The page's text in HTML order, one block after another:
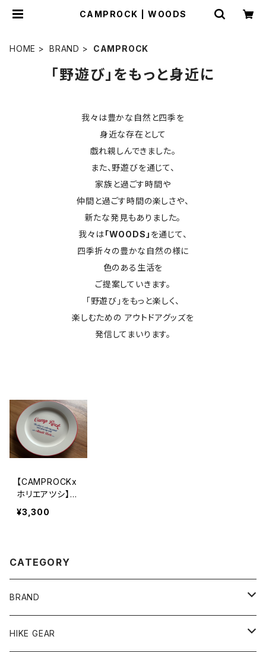
CAMPROCK | WOODS
HOME BRAND CAMPROCK
「野遊び」をもっと身近に
我々は豊かな自然と四季を
身近な存在として
戯れ親しんできました。
また、野遊びを通じて、
家族と過ごす時間や
仲間と過ごす時間の楽しさや、
新たな発見もありました。
我々は「WOODS」 を通じて、
四季折々の豊かな自然の様に
色のある生活を
ご提案していきます。
「野遊び」をもっと楽しく、
楽しむための アウトドアグッズを
発信してまいります。
【CAMPROCKx
ホリエアツシ】プ
レート
¥3,300
CATEGORY
BRAND
andwander
HIKE GEAR